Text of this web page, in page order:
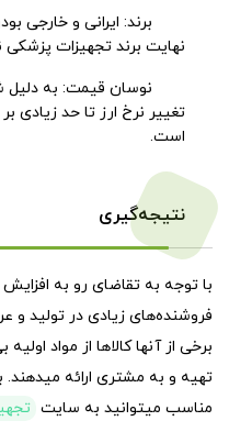
برند: ایرانی و خارجی
نهایت برند تجهیزات پزشکی
نوسان قیمت: به دلیل
تغییر نرخ ارز تا حد زیادی
است.
نتیجه‌گیری
با توجه به تقاضای رو به
فروشنده‌های زیادی در تولید و
برخی از آنها کالاها از مواد
تهیه و به مشتری ارائه
مناسب میتوانید به سایت